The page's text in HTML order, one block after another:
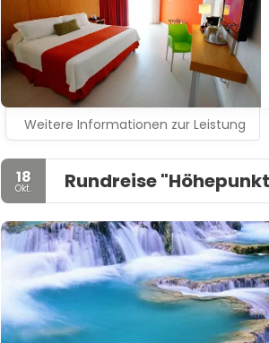
Weitere Informationen zur Leistung
18
Okt. Rundreise